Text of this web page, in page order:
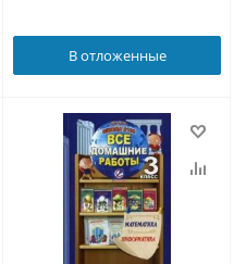
В отложенные